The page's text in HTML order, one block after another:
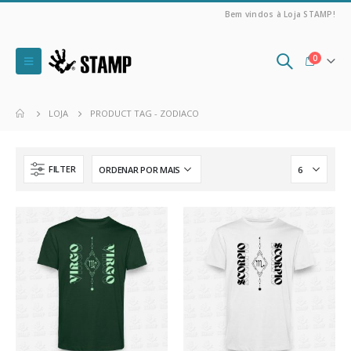
Bem vindos à Loja STAMP!
0
LOJA PRODUCT TAG - ZODIACO
FILTER